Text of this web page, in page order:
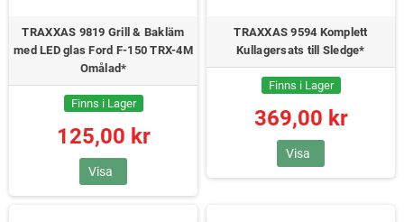
TRAXXAS 9819 Grill & Bakläm
med LED glas Ford F-150 TRX-4M
Omålad*
Finns i Lager
125,00 kr
Visa
TRAXXAS 9594 Komplett
Kullagersats till Sledge*
Finns i Lager
369,00 kr
Visa